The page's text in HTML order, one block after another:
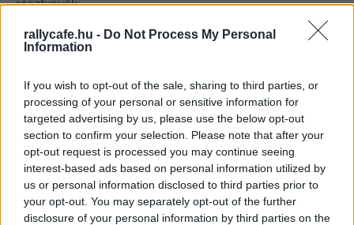
rallycafe.hu - Do Not Process My Personal
Information
If you wish to opt-out of the sale, sharing to third parties, or
processing of your personal or sensitive information for
targeted advertising by us, please use the below opt-out
section to confirm your selection. Please note that after your
opt-out request is processed you may continue seeing
interest-based ads based on personal information utilized by
us or personal information disclosed to third parties prior to
your opt-out. You may separately opt-out of the further
disclosure of your personal information by third parties on the
résztvevők.
Garamvölgyi Zoltán, a Riverside Baja rendezője elárulta,
szervezett lengyel bajnoki idénynyitó miatt a lengyel
versenyzők ezúttal távol maradnak, nem hitte volna, hogy
ennek ellenére ilyen nagy létszámban neveznek majd a
viadalra. Összesen hét országból – lengyel, cseh,
szlovák, román, szerb, osztrák és magyar versenyzők –
53 járműnevezetta 2022-es Riverside Bajára.